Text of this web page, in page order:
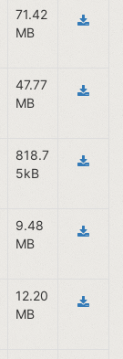
71.42
MB
47.77
MB
818.7
5kB
9.48
MB
12.20
MB